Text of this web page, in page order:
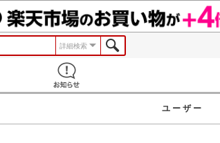
詳細検索
ユーザー